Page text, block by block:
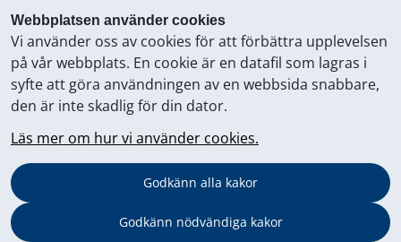
Webbplatsen använder cookies
Vi använder oss av cookies för att förbättra upplevelsen
på vår webbplats. En cookie är en datafil som lagras i
syfte att göra användningen av en webbsida snabbare,
den är inte skadlig för din dator.
Läs mer om hur vi använder cookies.
Godkänn alla kakor
Godkänn nödvändiga kakor